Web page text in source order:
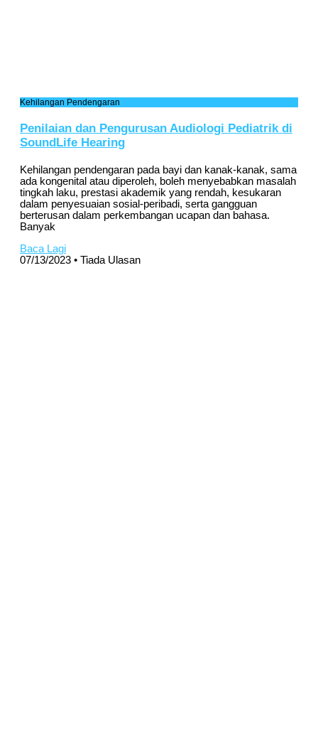
Kehilangan Pendengaran
Penilaian dan Pengurusan Audiologi Pediatrik di
SoundLife Hearing
Kehilangan pendengaran pada bayi dan kanak-kanak, sama
ada kongenital atau diperoleh, boleh menyebabkan masalah
tingkah laku, prestasi akademik yang rendah, kesukaran
dalam penyesuaian sosial-peribadi, serta gangguan
berterusan dalam perkembangan ucapan dan bahasa.
Banyak
Baca Lagi
07/13/2023
Tiada Ulasan